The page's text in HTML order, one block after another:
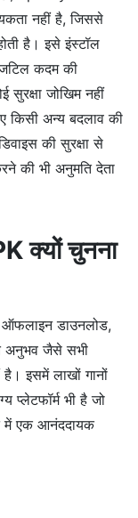
नहीं है, जिससे
है। इसे इंस्टॉल
कदम की
जोखिम नहीं
अन्य बदलाव की
की सुरक्षा से
की भी अनुमति देता
क्यों चुनना
डाउनलोड,
अनुभव जैसे सभी
है। इसमें लाखों गानों
प्लेटफॉर्म भी है जो
में एक आनंददायक